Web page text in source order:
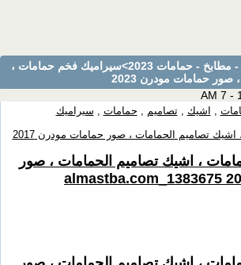
- حمامات 2023
>سيراميك فخم حمامات ،
حمامات مودرن 2023
, اشيك ,تصاميم , حمامات , سيراميك
تصاميم الحمامات ، صور حمامات مودرن 2017